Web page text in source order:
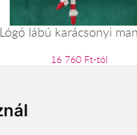
Lógó lábú karácsonyi
16 760 Ft-tól